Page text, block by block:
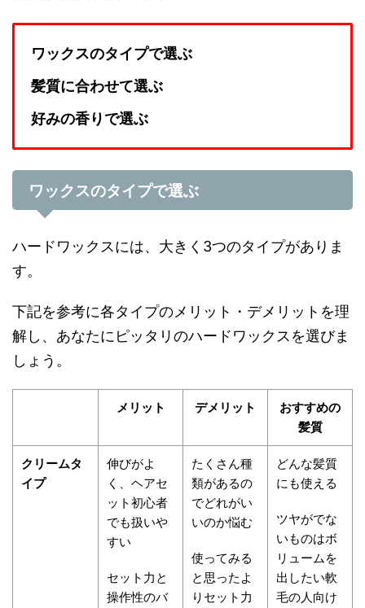
ワックスのタイプで選ぶ
髪質に合わせて選ぶ
好みの香りで選ぶ
ワックスのタイプで選ぶ
ハードワックスには、大きく3つのタイプがありま
す。
下記を参考に各タイプのメリット・デメリットを理
解し、あなたにピッタリのハードワックスを選びま
しょう。
メリット デメリット
おすすめの
髪質
クリームタ
イプ
伸びがよ
く、ヘアセ
ット初心者
でも扱いや
すい
セット力と
操作性のバ
たくさん種
類があるの
でどれがい
いのか悩む
使ってみる
と思ったよ
りセット力
どんな髪質
にも使える
ツヤがでな
いものはボ
リュームを
出したい軟
毛の人向け